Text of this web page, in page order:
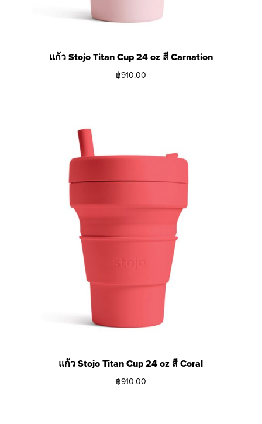
แก้ว Stojo Titan Cup 24 oz สี Carnation
฿910.00
แก้ว Stojo Titan Cup 24 oz สี Coral
฿910.00